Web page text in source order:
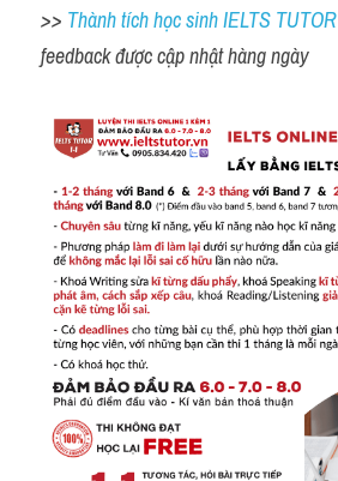
>> Thành tích học sinh IELTS TUTOR
feedback được cập nhật hàng ngày